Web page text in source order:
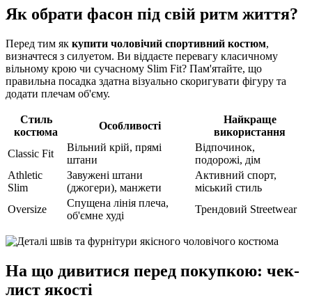
Як обрати фасон під свій ритм життя?
Перед тим як купити чоловічий спортивний костюм,
визначтеся з силуетом. Ви віддаєте перевагу класичному
вільному крою чи сучасному Slim Fit? Пам'ятайте, що
правильна посадка здатна візуально скоригувати фігуру та
додати плечам об'єму.
Стиль
костюма
Особливості
Найкраще
використання
Classic Fit
Вільний крій, прямі
штани
Відпочинок,
подорожі, дім
Athletic
Slim
Завужені штани
(джогери), манжети
Активний спорт,
міський стиль
Oversize
Спущена лінія плеча,
об'ємне худі
Трендовий Streetwear
На що дивитися перед покупкою: чек-
лист якості